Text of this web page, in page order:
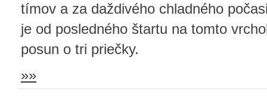
tímov a za daždivého chladného
je od posledného štartu na tomto
posun o tri priečky.
»»